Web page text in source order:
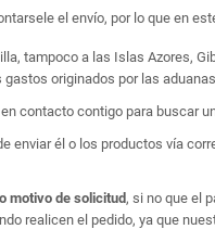
el envío, por lo que en
tampoco a las Islas Azores,
originados por las
contacto contigo para buscar
enviar él o los productos vía
motivo de solicitud, si no que el
realicen el pedido, ya que